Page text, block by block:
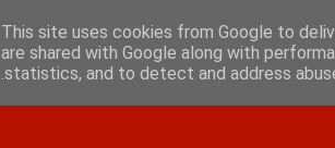
This site uses cookies from Google to
are shared with Google along with
statistics, and to detect and address